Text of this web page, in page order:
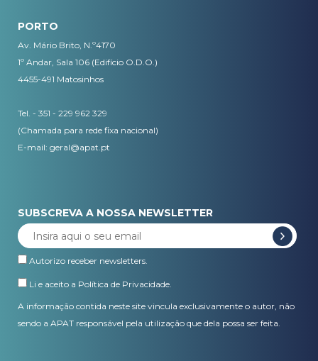
PORTO
Av. Mário Brito, N.º4170
1º Andar, Sala 106 (Edifício O.D.O.)
4455-491 Matosinhos
Tel. - 351 - 229 962 329
(Chamada para rede fixa nacional)
E-mail: geral@apat.pt
SUBSCREVA A NOSSA NEWSLETTER
Autorizo receber newsletters.
Li e aceito a Política de Privacidade.
A informação contida neste site vincula exclusivamente o autor, não
sendo a APAT responsável pela utilização que dela possa ser feita.